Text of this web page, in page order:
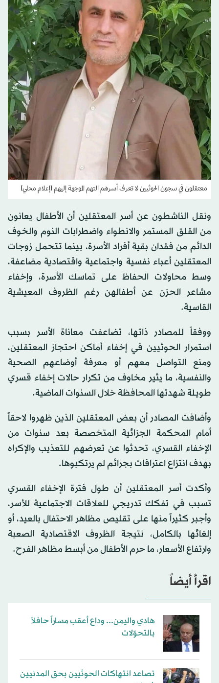
معتقلون في سجون الحوثيين لا تعرف أسرهم التهم الموجهة إليهم (إعلام محلي)
ونقل الناشطون عن أسر المعتقلين أن الأطفال يعانون
من القلق المستمر والانطواء واضطرابات النوم والخوف
الدائم من فقدان بقية أفراد الأسرة، بينما تتحمل زوجات
المعتقلين أعباء نفسية واجتماعية واقتصادية مضاعفة،
وسط محاولات الحفاظ على تماسك الأسرة، وإخفاء
مشاعر الحزن عن أطفالهن رغم الظروف المعيشية
القاسية.
ووفقاً للمصادر ذاتها، تضاعفت معاناة الأسر بسبب
استمرار الحوثيين في إخفاء أماكن احتجاز المعتقلين،
ومنع التواصل معهم أو معرفة أوضاعهم الصحية
والنفسية، ما يثير مخاوف من تكرار حالات إخفاء قسري
طويلة شهدتها المحافظة خلال السنوات الماضية.
وأضافت المصادر أن بعض المعتقلين الذين ظهروا لاحقاً
أمام المحكمة الجزائية المتخصصة بعد سنوات من
الإخفاء القسري، تحدثوا عن تعرضهم للتعذيب والإكراه
بهدف انتزاع اعترافات بجرائم لم يرتكبوها.
وأكدت أسر المعتقلين أن طول فترة الإخفاء القسري
تسبب في تفكك تدريجي للعلاقات الاجتماعية للأسر،
وأجبر كثيراً منها على تقليص مظاهر الاحتفال بالعيد، أو
إلغائها بالكامل، نتيجة الظروف الاقتصادية الصعبة
وارتفاع الأسعار، ما حرم الأطفال من أبسط مظاهر الفرح.
اقرأ أيضاً
هادي واليمن... وداع أعقب مساراً حافلاً
بالتحوّلات
تصاعد انتهاكات الحوثيين بحق المدنيين